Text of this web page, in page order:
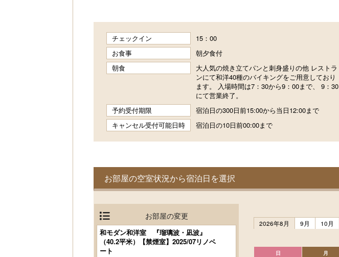
チェックイン 15：00
お食事
朝夕食付
朝食
大人気の焼き立てパンと刺身盛りの他 レストラ
ンにて和洋40種のバイキングをご用意しており
ます。 入場時間は7：30から9：00まで、 9：30
にて営業終了。
予約受付期限 宿泊日の300日前15:00から当日12:00まで
キャンセル受付可能日時
宿泊日の10日前00:00まで
お部屋の空室状況から宿泊日を選択
お部屋の変更
和モダン和洋室 『瑠璃波・凪波』
（40.2平米）【禁煙室】2025/07リノベ
ート
2026年8月
9月 10月
日 月